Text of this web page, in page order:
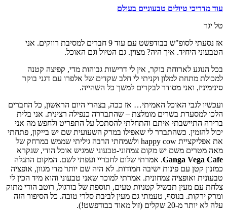
עוד מדריכי טיולים טבעוניים בעולם
טל יגר
אז נסעתי לסופ"ש בבודפשט עם עוד 9 חברים למסיבת רווקים. אני
הטבעוני היחיד. איך היה? מצוין. גם הטיול וגם האוכל.
בכל הנוגע לארוחת בוקר, אין לי דרישות גבוהות מדי, קפיצה קטנה
למכולת מתחת למלון וקניתי לי חלב שקדים של אלפרו עם דגני בוקר
סינימיניז, ואני מסודר לבקרים למשך כל השהייה.
ועכשיו לגבי האוכל האמיתי… אז ככה, בצהרי היום הראשון, כל החברים
הלכו למסעדת בשרים מומלצת – שהתבררה כנפילה רצינית. אני בלית
ברירה התיישבתי איתם והתחלתי להסתכל על התפריט ולחפש מה אני
יכול להזמין. כשהתברר לי שאפילו במרק השעועית שם יש בייקון, פתחתי
את אפליקציית happy cow ולשמחתי הרבה גיליתי שממש במרחק של
מאה מטרים משם יש מקום צמחוני-טבעוני שמגיש אוכל הודי, שנקרא
Ganga Vega Cafe. אמרתי שלום לחבריי ועפתי לשם. המקום התגלה
כמזנון קטן עם פינות ישיבה חמודות. לא היה שם יותר מדי מגוון, אופציה
טבעונית ואופציה צמחונית. אמרתי למוכר שאני טבעוני והוא מיד הכין לי
צלחת עם מעין תבשיל קטניות טעים, תוספת של בורגול, רוטב הודי מתוק
ומרק ירקות. בנוסף, טעמתי גם מעין לביבת סלרי טובה. כל הסיפור הזה
עלה לא יותר מ-20 שקלים (זול מאוד בבודפשט!).